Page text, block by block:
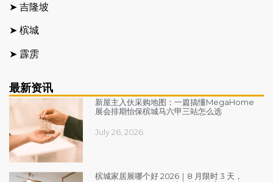
最新资讯
新屋主入伙采购地图：一篇搞懂MegaHome
展会排期怡保槟城马六甲三站怎么选
July 26, 2026
槟城家居展哪个好 2026｜8 月限时 3 天，
➤ 吉隆坡
➤ 槟城
➤ 霹雳